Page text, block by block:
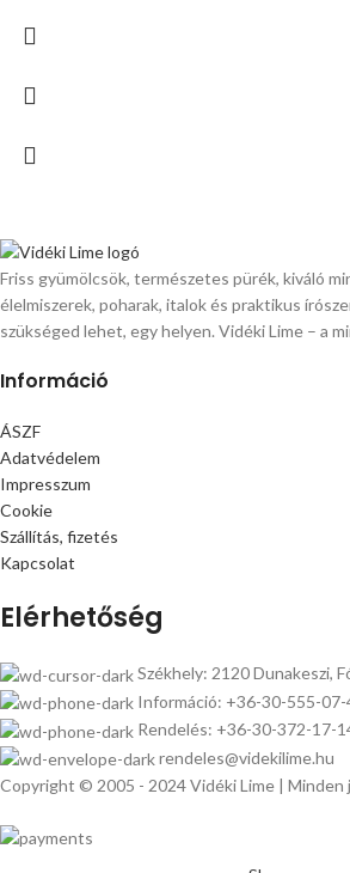
Friss gyümölcsök, természetes pürék, kiváló
élelmiszerek, poharak, italok és praktikus
szükséged lehet, egy helyen. Vidéki Lime – a
Információ
ÁSZF
Adatvédelem
Impresszum
Cookie
Szállítás, fizetés
Kapcsolat
Elérhetőség
Székhely: 2120 Dunakeszi,
Információ: +36-30-555-07-
Rendelés: +36-30-372-17-
rendeles@videkilime.hu
Copyright © 2005 - 2024 Vidéki Lime |